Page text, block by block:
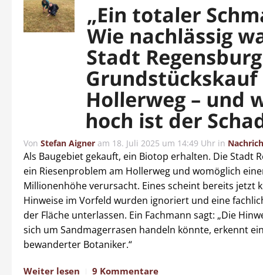
„Ein totaler
Wie nachlässig
Stadt
Grundstückskauf
Hollerweg – und
hoch ist der
Von Stefan Aigner am 18. Juli 2025 um 14:49 Uhr in
Als Baugebiet gekauft, ein Biotop erhalten. Die Stadt
ein Riesenproblem am Hollerweg und womöglich
Millionenhöhe verursacht. Eines scheint bereits jetzt
Hinweise im Vorfeld wurden ignoriert und eine
der Fläche unterlassen. Ein Fachmann sagt: „Die
sich um Sandmagerrasen handeln könnte, erkennt
bewanderter Botaniker.“
Weiter lesen 9 Kommentare